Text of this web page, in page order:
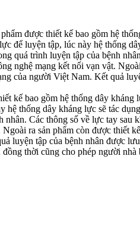
được thiết kế bao gồm hệ
để luyện tập, lúc này hệ thống
quá trình luyện tập của bệnh
nghệ mạng kết nối vạn vật.
của người Việt Nam. Kết quả
kế bao gồm hệ thống dây kháng
thống dây kháng lực sẽ tác
Các thông số về lực tay sau
ra sản phẩm còn được thiết
luyện tập của bệnh nhân được
thời cũng cho phép người nhà